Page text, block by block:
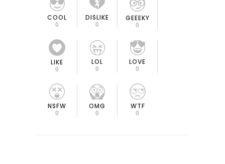
COOL
0
DISLIKE
0
GEEEKY
0
LIKE
0
LOL
0
LOVE
0
NSFW
0
OMG
0
WTF
0